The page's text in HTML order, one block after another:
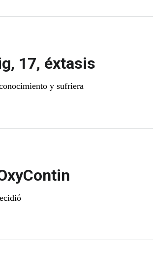
17, éxtasis
y sufriera